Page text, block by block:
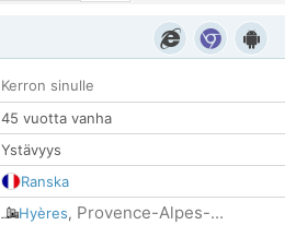
Kerron sinulle
45 vuotta vanha
Ystävyys
Ranska
Hyères, Provence-Alpes-...